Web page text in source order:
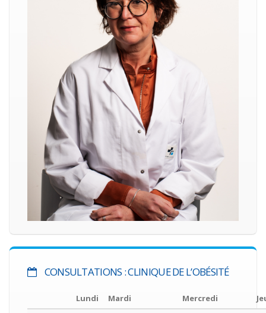
CONSULTATIONS : CLINIQUE DE L’OBÉSITÉ
Lundi Mardi Mercredi